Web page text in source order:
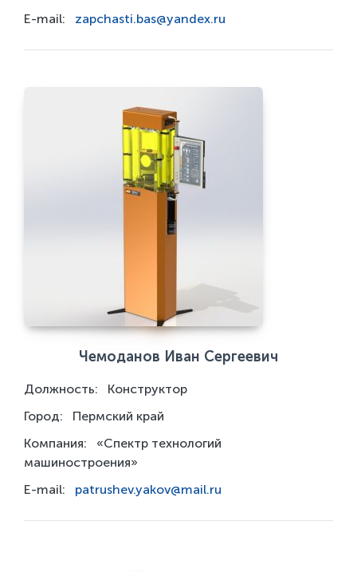
E-mail:
zapchasti.bas@yandex.ru
Чемоданов Иван Сергеевич
Должность:
Конструктор
Город:
Пермский край
Компания:
«Спектр технологий
машиностроения»
E-mail:
patrushev.yakov@mail.ru